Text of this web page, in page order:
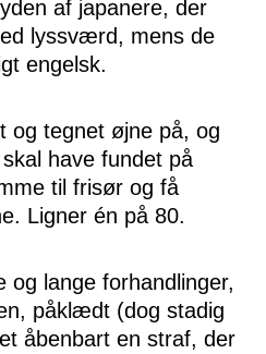
af japanere, der
lyssværd, mens de
engelsk.
og tegnet øjne på, og
have fundet på
til frisør og få
Ligner én på 80.
og lange forhandlinger,
påklædt (dog stadig
åbenbart en straf, der